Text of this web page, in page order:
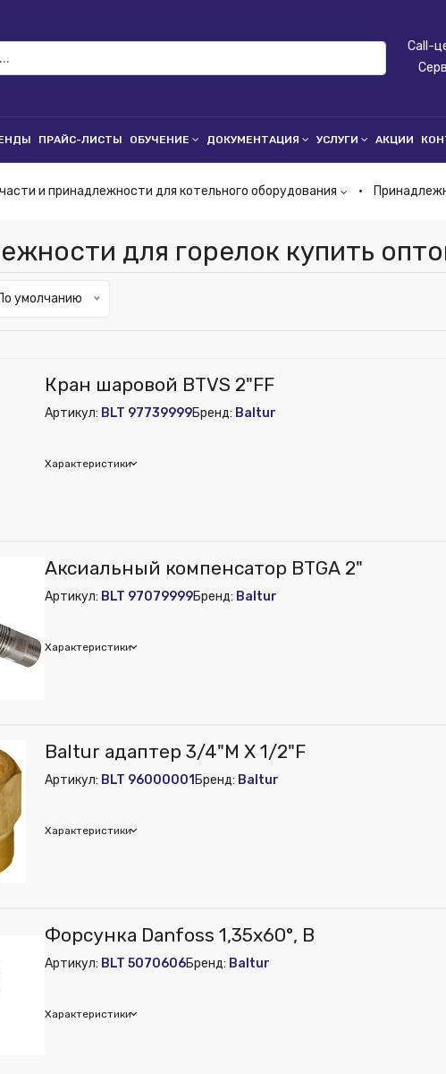
Call-
ПРАЙС-ЛИСТЫ ОБУЧЕНИЕ ДОКУМЕНТАЦИЯ УСЛУГИ АКЦИИ
и принадлежности для котельного оборудования
для горелок купить
умолчанию
Кран шаровой BTVS 2"FF
Артикул: BLT 97739999Бренд: Baltur
Характеристики
Аксиальный компенсатор BTGA 2"
Артикул: BLT 97079999Бренд: Baltur
Характеристики
Baltur адаптер 3/4"M X 1/2"F
Артикул: BLT 96000001 Бренд: Baltur
Характеристики
Форсунка Danfoss 1,35х60°, B
Артикул: BLT 5070606Бренд: Baltur
Характеристики